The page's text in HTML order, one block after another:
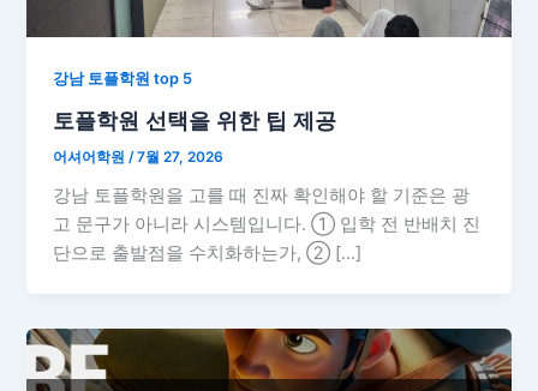
강남 토플학원 top 5
토플학원 선택을 위한 팁 제공
어셔어학원 /7월 27, 2026
강남 토플학원을 고를 때 진짜 확인해야 할 기준은 광
고 문구가 아니라 시스템입니다. ① 입학 전 반배치 진
단으로 출발점을 수치화하는가, ② […]